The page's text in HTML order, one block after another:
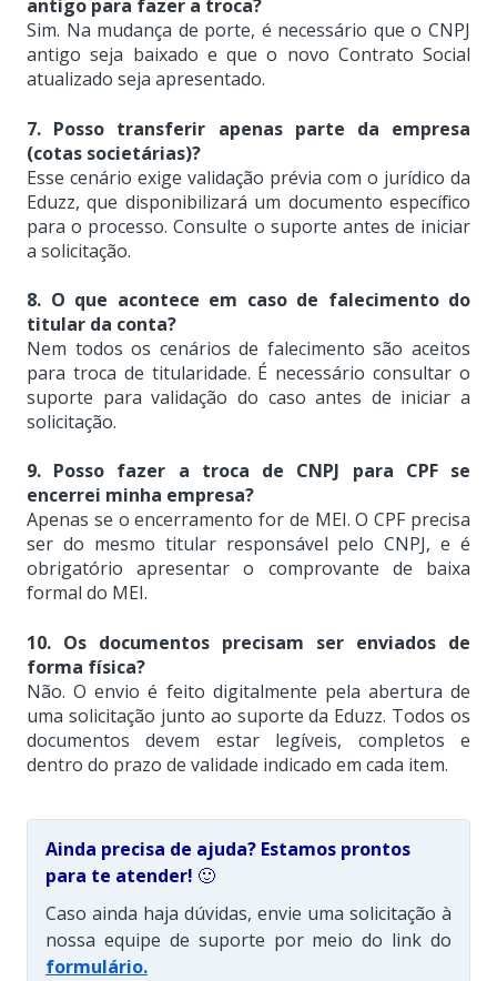
antigo para fazer a troca?
Sim. Na mudança de porte, é necessário que o CNPJ
antigo seja baixado e que o novo Contrato Social
atualizado seja apresentado.
7. Posso transferir apenas parte da empresa
(cotas societárias)?
Esse cenário exige validação prévia com o jurídico da
Eduzz, que disponibilizará um documento específico
para o processo. Consulte o suporte antes de iniciar
a solicitação.
8. O que acontece em caso de falecimento do
titular da conta?
Nem todos os cenários de falecimento são aceitos
para troca de titularidade. É necessário consultar o
suporte para validação do caso antes de iniciar a
solicitação.
9. Posso fazer a troca de CNPJ para CPF se
encerrei minha empresa?
Apenas se o encerramento for de MEI. O CPF precisa
ser do mesmo titular responsável pelo CNPJ, e é
obrigatório apresentar o comprovante de baixa
formal do MEI.
10. Os documentos precisam ser enviados de
forma física?
Não. O envio é feito digitalmente pela abertura de
uma solicitação junto ao suporte da Eduzz. Todos os
documentos devem estar legíveis, completos e
dentro do prazo de validade indicado em cada item.
Ainda precisa de ajuda? Estamos prontos
para te atender! 🙂
Caso ainda haja dúvidas, envie uma solicitação à
nossa equipe de suporte por meio do link do
formulário.